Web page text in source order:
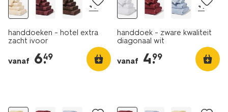
+8
handdoeken - hotel extra
zacht ivoor
vanaf 6.
49
+1
handdoek - zware kwaliteit
diagonaal wit
vanaf 4.
99